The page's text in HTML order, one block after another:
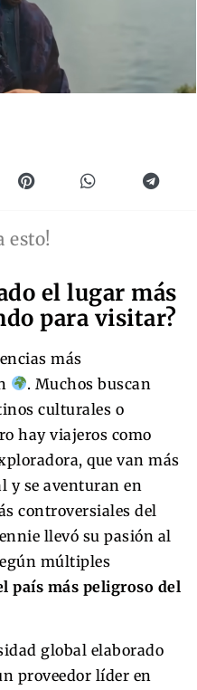
esto!
el lugar más
para visitar?
más
. Muchos buscan
culturales o
hay viajeros como
que van más
y se aventuran en
controversiales del
llevó su pasión al
múltiples
país más peligroso del
global elaborado
proveedor líder en